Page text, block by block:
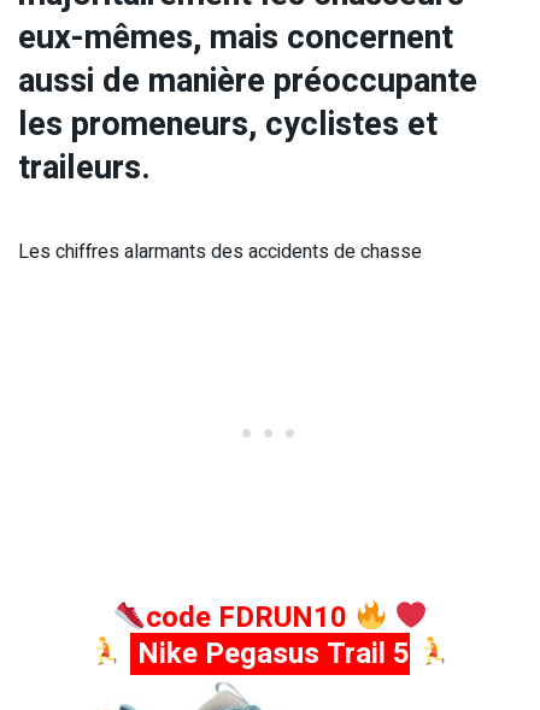
eux-mêmes, mais concernent
aussi de manière préoccupante
les promeneurs, cyclistes et
traileurs.
Les chiffres alarmants des accidents de chasse
code FDRUN10
Nike Pegasus Trail 5